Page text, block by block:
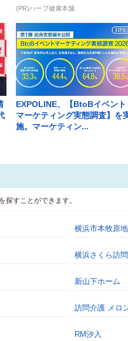
(PR)ハーブ健康本舗
EXPOLINE、【BtoBイベント
マーケティング実態調査】を
施。マーケティン...
探すことができます。
横浜市本牧原
横浜さくら訪
新山下ホーム
訪問介護 メロ
RM汐入